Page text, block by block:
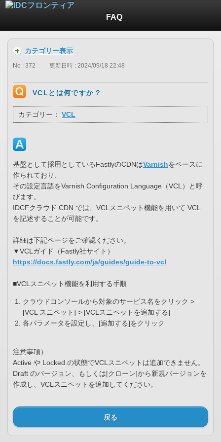
FAQ
カテゴリー表示
No : 372 更新日時 : 2024/09/18 22:48
VCLとは何ですか？
カテゴリー： VCL
基盤として採用としているFastlyのCDNはVarnishをベースに
作られており、
その設定言語をVarnish Configuration Language（VCL）と呼
びます。
IDCFクラウド CDN では、VCLスニペット機能を用いて VCL
を記述することが可能です。
詳細は下記ページをご確認ください。
▼VCLガイド（Fastly社サイト）
https://docs.fastly.com/ja/guides/guide-to-vcl
■VCLスニペット機能を利用する手順
クラウドコンソールから対象のサービス名をクリック >
[VCL スニペット] > [VCLスニペットを追加する]
各パラメータを設定し、[追加する]をクリック
注意事項）
Active や Locked の状態でVCLスニペットは追加できません。
Draft のバージョン、もしくは[クローン]から新規バージョンを
作成し、VCLスニペットを追加してください。
戻る